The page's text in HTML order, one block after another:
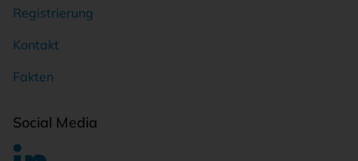
Registrierung
Kontakt
Fakten
Social Media